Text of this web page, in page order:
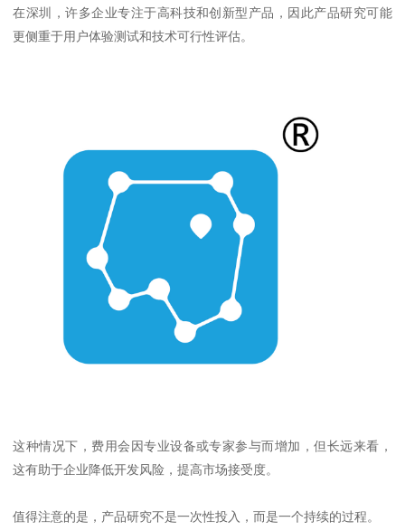
在深圳，许多企业专注于高科技和创新型产品，因此产品研究可能
更侧重于用户体验测试和技术可行性评估。
这种情况下，费用会因专业设备或专家参与而增加，但长远来看，
这有助于企业降低开发风险，提高市场接受度。
值得注意的是，产品研究不是一次性投入，而是一个持续的过程。